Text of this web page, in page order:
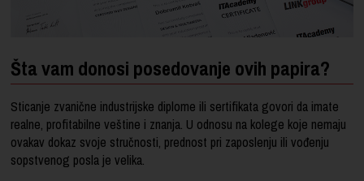
Šta vam donosi posedovanje ovih papira?
Sticanje zvanične industrijske diplome ili sertifikata govori da imate
realne, profitabilne veštine i znanja. U odnosu na kolege koje nemaju
ovakav dokaz svoje stručnosti, prednost pri zaposlenju ili vođenju
sopstvenog posla je velika.